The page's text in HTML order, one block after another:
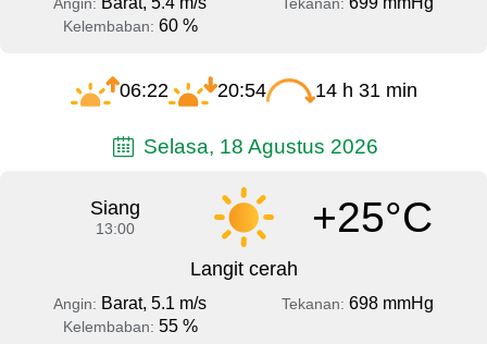
Kelembaban: 60 %
06:22 20:54 14 h 31 min
Selasa, 18 Agustus 2026
Siang
13:00 +25°C
Langit cerah
Angin: Barat, 5.1 m/s Tekanan: 698 mmHg
Kelembaban: 55 %